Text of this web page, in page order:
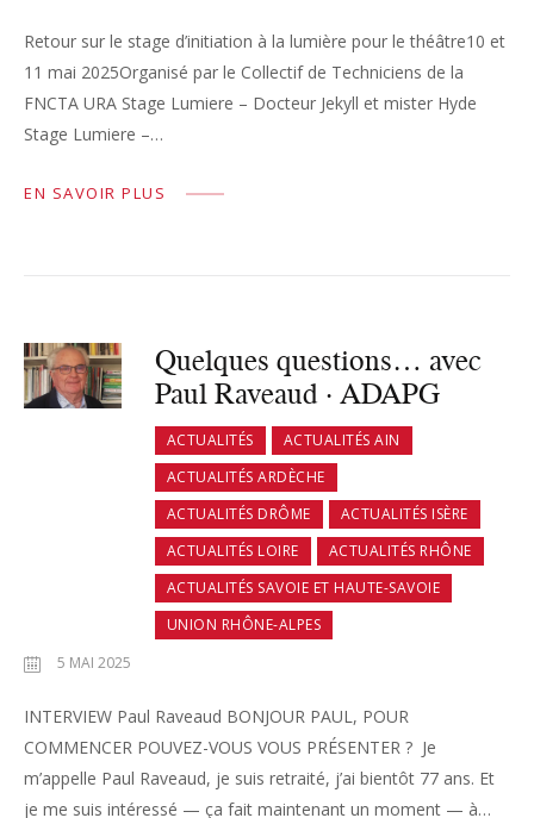
Retour sur le stage d’initiation à la lumière pour le théâtre10 et
11 mai 2025Organisé par le Collectif de Techniciens de la
FNCTA URA Stage Lumiere – Docteur Jekyll et mister Hyde
Stage Lumiere –…
EN SAVOIR PLUS
Quelques questions… avec
Paul Raveaud · ADAPG
ACTUALITÉS
ACTUALITÉS AIN
ACTUALITÉS ARDÈCHE
ACTUALITÉS DRÔME
ACTUALITÉS ISÈRE
ACTUALITÉS LOIRE
ACTUALITÉS RHÔNE
ACTUALITÉS SAVOIE ET HAUTE-SAVOIE
UNION RHÔNE-ALPES
5 MAI 2025
INTERVIEW Paul Raveaud BONJOUR PAUL, POUR
COMMENCER POUVEZ-VOUS VOUS PRÉSENTER ? Je
m’appelle Paul Raveaud, je suis retraité, j’ai bientôt 77 ans. Et
je me suis intéressé — ça fait maintenant un moment — à…